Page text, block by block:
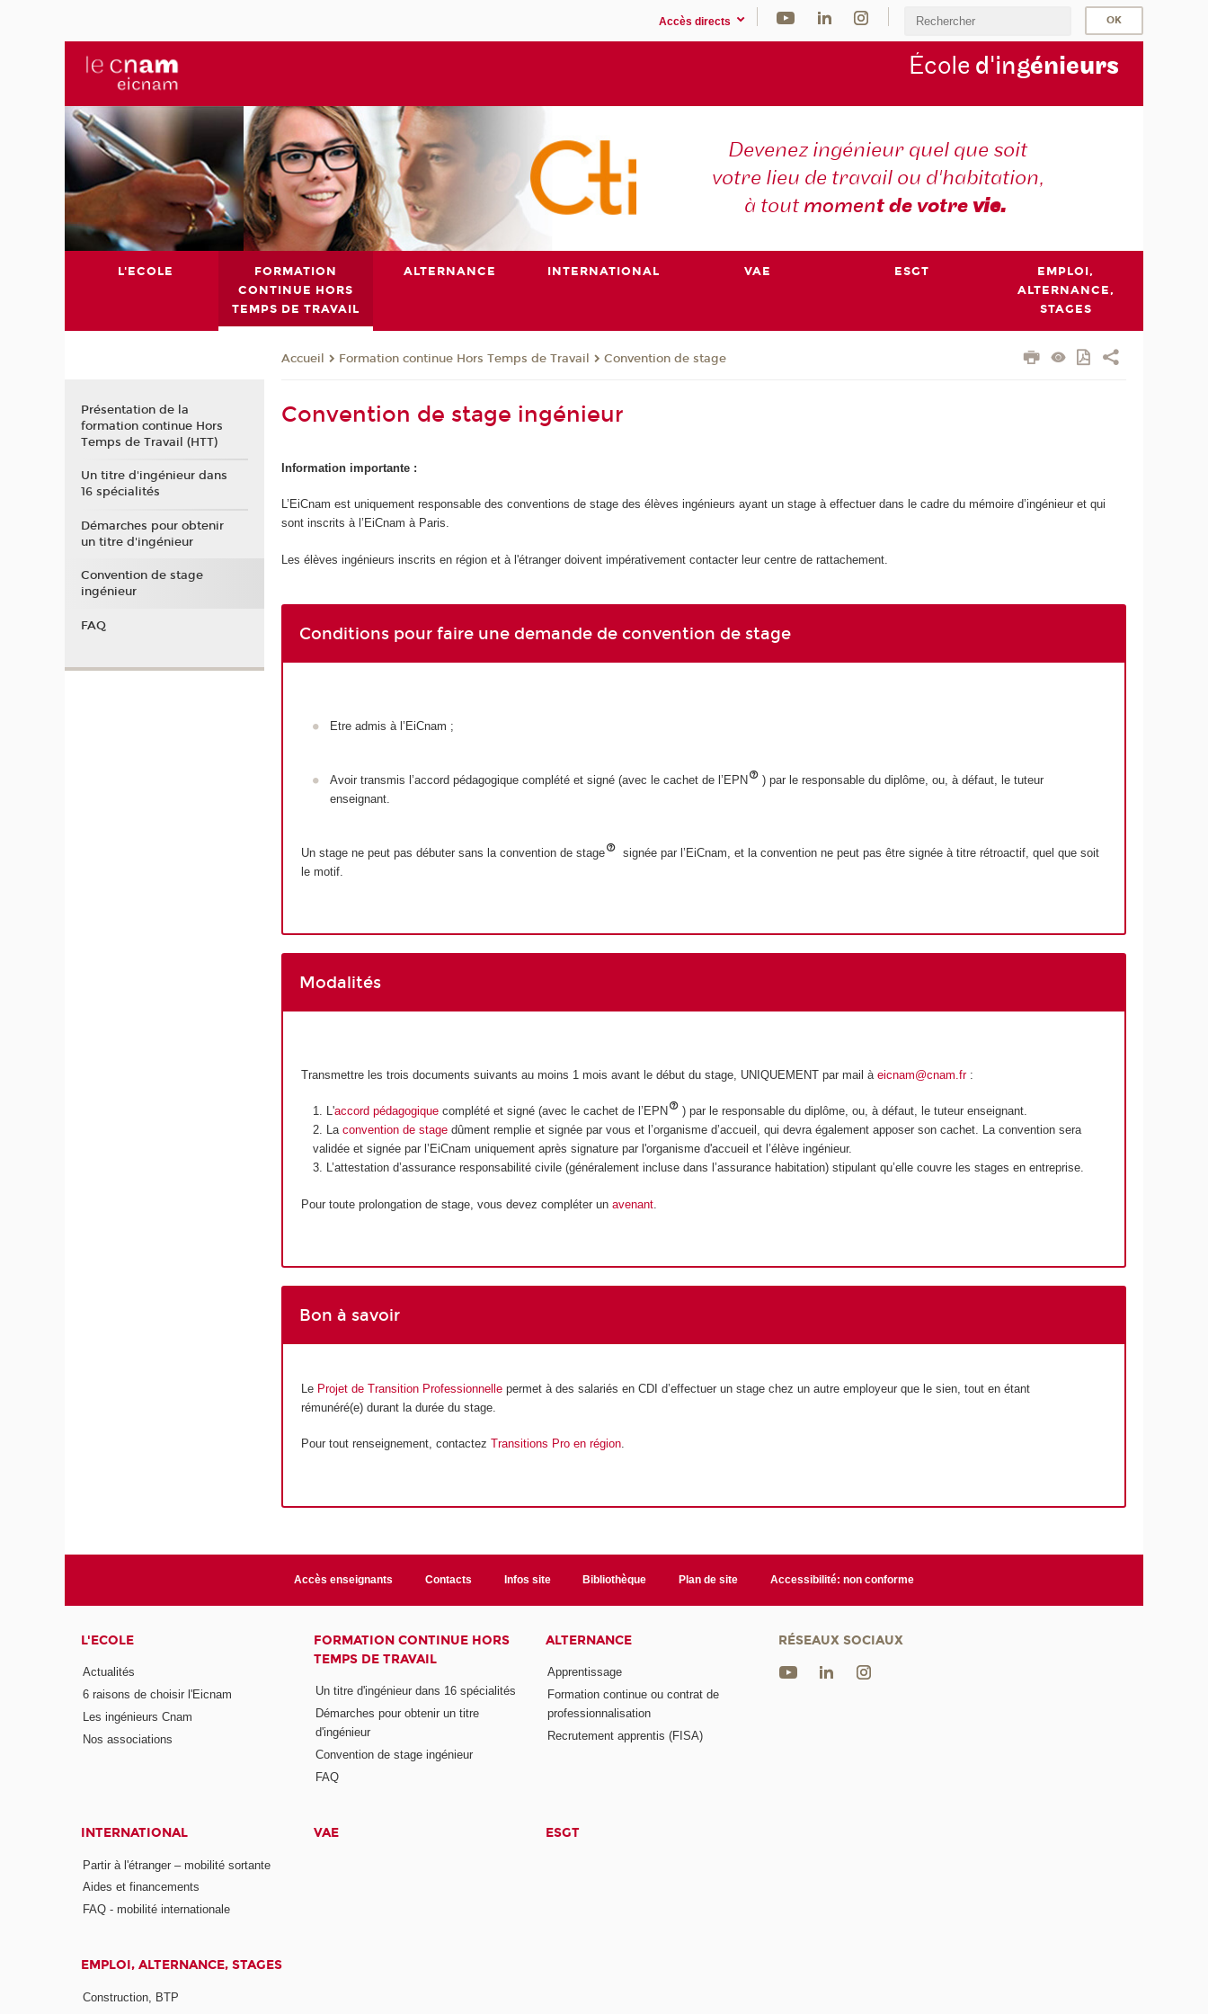
Accès directs
École d'ingénieurs
Devenez ingénieur quel que soit
votre lieu de travail ou d'habitation,
à toutmoment de votrevie.
L'ECOLE
FORMATION
CONTINUE HORS
TEMPS DE TRAVAIL
ALTERNANCE INTERNATIONAL VAE ESGT
EMPLOI,
ALTERNANCE,
STAGES
Accueil Formation continue Hors Temps de Travail Convention de stage
Convention de stage ingénieur
Information importante :
L’EiCnam est uniquement responsable des conventions de stage des élèves ingénieurs ayant un stage à effectuer dans le cadre du mémoire d’ingénieur et qui
sont inscrits à l’EiCnam à Paris.
Les élèves ingénieurs inscrits en région et à l'étranger doivent impérativement contacter leur centre de rattachement.
Conditions pour faire une demande de convention de stage
Etre admis à l’EiCnam ;
Avoir transmis l’accord pédagogique complété et signé (avec le cachet de l’EPN
) par le responsable du diplôme, ou, à défaut, le tuteur
enseignant.
Un stage ne peut pas débuter sans la convention de stage
signée par l’EiCnam, et la convention ne peut pas être signée à titre rétroactif, quel que soit
le motif.
Modalités
Transmettre les trois documents suivants au moins 1 mois avant le début du stage, UNIQUEMENT par mail à eicnam@cnam.fr:
L'accord pédagogique complété et signé (avec le cachet de l’EPN
) par le responsable du diplôme, ou, à défaut, le tuteur enseignant.
La convention de stagedûment remplie et signée par vous et l’organisme d’accueil, qui devra également apposer son cachet. La convention sera
validée et signée par l’EiCnam uniquement après signature par l'organisme d'accueil et l’élève ingénieur.
L’attestation d’assurance responsabilité civile (généralement incluse dans l’assurance habitation) stipulant qu’elle couvre les stages en entreprise.
Pour toute prolongation de stage, vous devez compléter un avenant.
Bon à savoir
Le Projet de Transition Professionnellepermet à des salariés en CDI d’effectuer un stage chez un autre employeur que le sien, tout en étant
rémunéré(e) durant la durée du stage.
Pour tout renseignement, contactez Transitions Pro en région.
Présentation de la
formation continue Hors
Temps de Travail (HTT)
Un titre d'ingénieur dans
16 spécialités
Démarches pour obtenir
un titre d'ingénieur
Convention de stage
ingénieur
FAQ
Accès enseignants Contacts Infos site Bibliothèque Plan de site Accessibilité: non conforme
L'ECOLE
Actualités
6 raisons de choisir l'Eicnam
Les ingénieurs Cnam
Nos associations
FORMATION CONTINUE HORS
TEMPS DE TRAVAIL
Un titre d'ingénieur dans 16 spécialités
Démarches pour obtenir un titre
d'ingénieur
Convention de stage ingénieur
FAQ
ALTERNANCE
Apprentissage
Formation continue ou contrat de
professionnalisation
Recrutement apprentis (FISA)
INTERNATIONAL
Partir à l'étranger – mobilité sortante
Aides et financements
FAQ - mobilité internationale
VAE ESGT
EMPLOI, ALTERNANCE, STAGES
Construction, BTP
RÉSEAUX SOCIAUX